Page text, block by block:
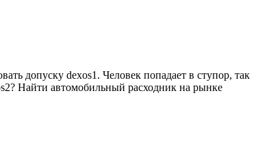
допуску dexos1. Человек попадает в ступор, так
Найти автомобильный расходник на рынке